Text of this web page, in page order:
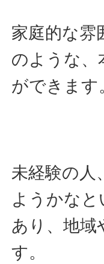
家庭的な雰
のような、
ができます
未経験の人
ようかな
あり、地域
す。